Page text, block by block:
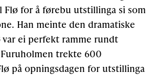
Flø for å førebu utstillinga si som
Han meinte den dramatiske
var ei perfekt ramme rundt
trekte 600
på opningsdagen for utstillinga